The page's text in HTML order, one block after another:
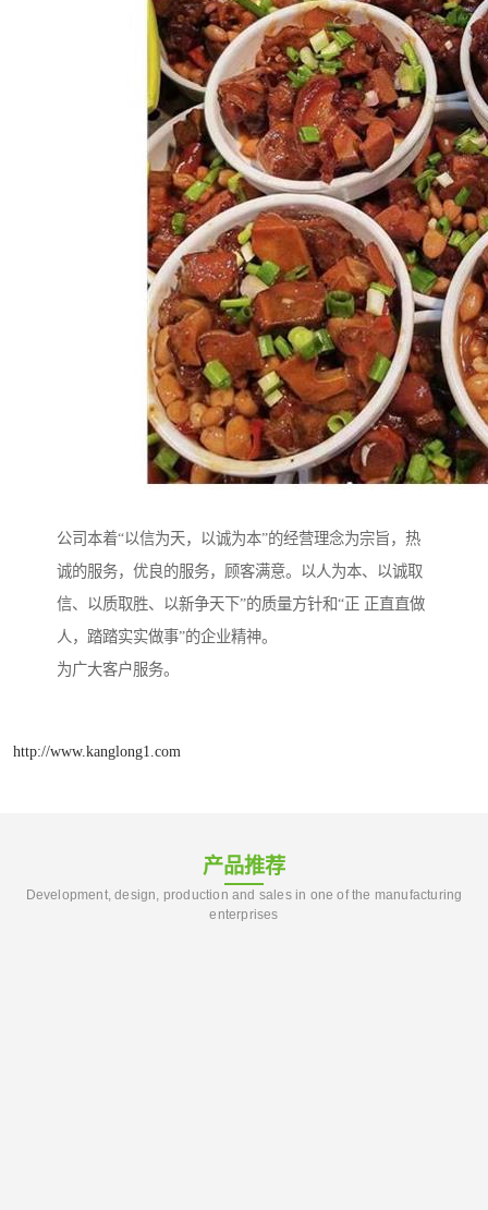
公司本着“以信为天，以诚为本”的经营理念为宗旨，热
诚的服务，优良的服务，顾客满意。以人为本、以诚取
信、以质取胜、以新争天下”的质量方针和“正 正直直做
人，踏踏实实做事”的企业精神。
为广大客户服务。
http://www.kanglong1.com
产品推荐
Development, design, production and sales in one of the manufacturing
enterprises